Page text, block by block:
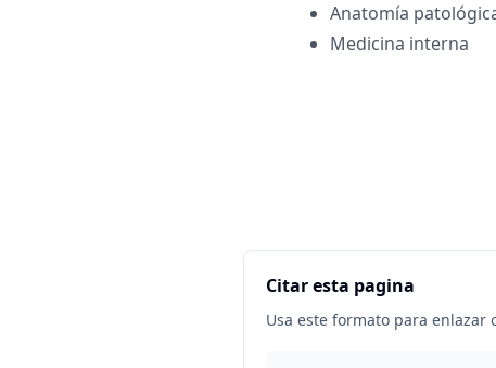
Anatomía
Medicina interna
Citar esta pagina
Usa este formato para enlazar